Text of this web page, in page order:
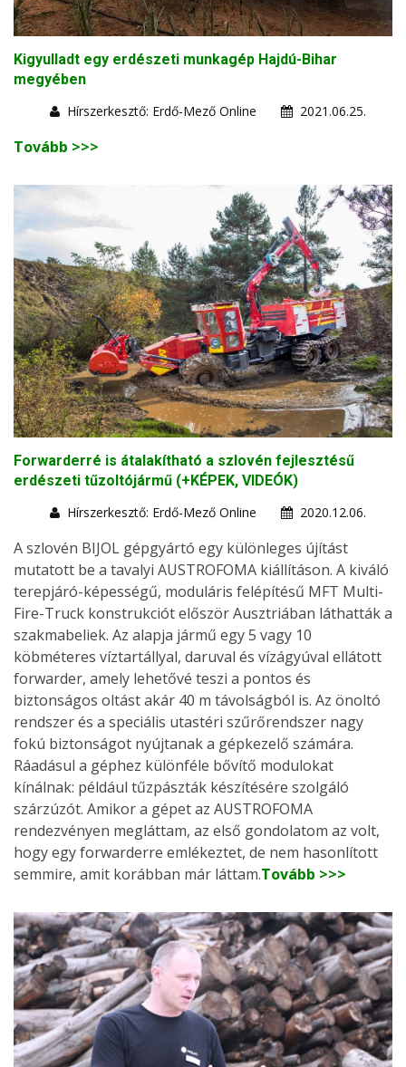
Kigyulladt egy erdészeti munkagép Hajdú-Bihar
megyében
Hírszerkesztő: Erdő-Mező Online
2021.06.25.
Tovább >>>
Forwarderré is átalakítható a szlovén fejlesztésű
erdészeti tűzoltójármű (+KÉPEK, VIDEÓK)
Hírszerkesztő: Erdő-Mező Online
2020.12.06.
A szlovén BIJOL gépgyártó egy különleges újítást
mutatott be a tavalyi AUSTROFOMA kiállításon. A kiváló
terepjáró-képességű, moduláris felépítésű MFT Multi-
Fire-Truck konstrukciót először Ausztriában láthatták a
szakmabeliek. Az alapja jármű egy 5 vagy 10
köbméteres víztartállyal, daruval és vízágyúval ellátott
forwarder, amely lehetővé teszi a pontos és
biztonságos oltást akár 40 m távolságból is. Az önoltó
rendszer és a speciális utastéri szűrőrendszer nagy
fokú biztonságot nyújtanak a gépkezelő számára.
Ráadásul a géphez különféle bővítő modulokat
kínálnak: például tűzpászták készítésére szolgáló
szárzúzót. Amikor a gépet az AUSTROFOMA
rendezvényen megláttam, az első gondolatom az volt,
hogy egy forwarderre emlékeztet, de nem hasonlított
semmire, amit korábban már láttam.Tovább >>>